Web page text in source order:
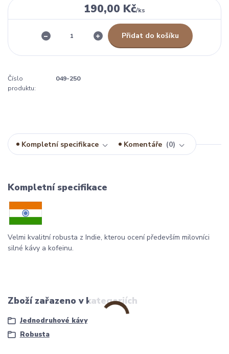
190,00 Kč/ks
Přidat do košíku
Číslo
produktu:
049-250
Kompletní specifikace Komentáře 0
Kompletní specifikace
Velmi kvalitní robusta z Indie, kterou ocení především milovníci
silné kávy a kofeinu.
Zboží zařazeno v kategoriích
Jednodruhové kávy
Robusta